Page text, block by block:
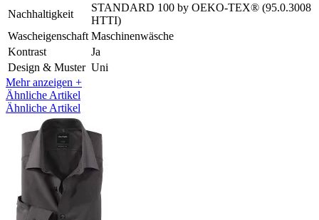
Nachhaltigkeit
STANDARD 100 by OEKO-TEX® (95.0.3008
HTTI)
Wascheigenschaft Maschinenwäsche
Kontrast
Ja
Design & Muster Uni
Mehr anzeigen +
Ähnliche Artikel
Ähnliche Artikel